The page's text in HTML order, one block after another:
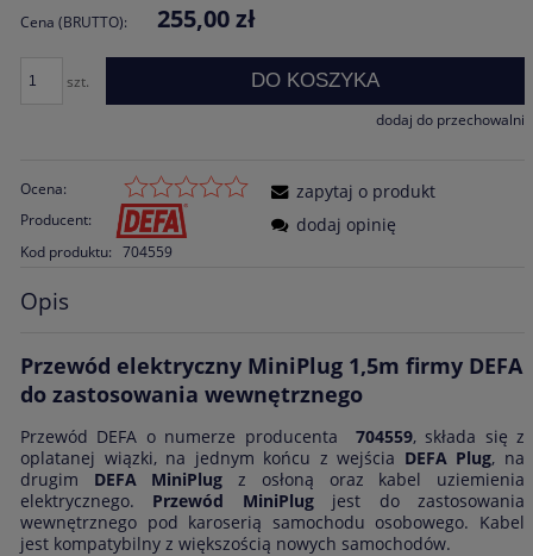
Cena (BRUTTO): 255,00 zł
szt. DO KOSZYKA
dodaj do przechowalni
Ocena:
Producent:
Kod produktu: 704559
zapytaj o produkt
dodaj opinię
Opis
Przewód elektryczny MiniPlug 1,5m firmy DEFA
do zastosowania wewnętrznego
Przewód DEFA o numerze producenta 704559, składa się z
oplatanej wiązki, na jednym końcu z wejścia DEFA Plug, na
drugim DEFA MiniPlug z osłoną oraz kabel uziemienia
elektrycznego. Przewód MiniPlugjest do zastosowania
wewnętrznego pod karoserią samochodu osobowego. Kabel
jest kompatybilny z większością nowych samochodów.